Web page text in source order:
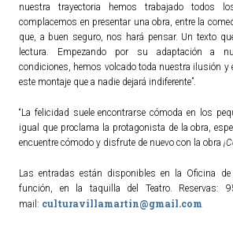
nuestra trayectoria hemos trabajado todos
complacemos en presentar una obra, entre la
que, a buen seguro, nos hará pensar. Un texto
lectura. Empezando por su adaptación a
condiciones, hemos volcado toda nuestra ilusión y
este montaje que a nadie dejará indiferente”.
“La felicidad suele encontrarse cómoda en los
igual que proclama la protagonista de la obra,
encuentre cómodo y disfrute de nuevo con la obra
Las entradas están disponibles en la Oficina
función, en la taquilla del Teatro.
mail: culturavillamartin@gmail.com